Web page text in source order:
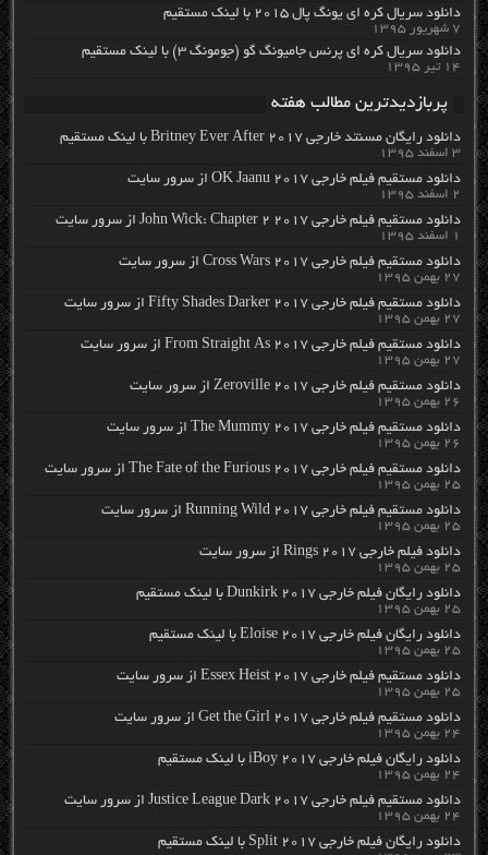
دانلود سریال کره ای یونگ پال ۲۰۱۵ با لینک مستقیم
۷ شهریور ۱۳۹۵
دانلود سریال کره ای پرنس جامیونگ گو (جومونگ ۳) با لینک مستقیم
۱۴ تیر ۱۳۹۵
پربازدیدترین مطالب هفته
دانلود رایگان مسنتد خارجی Britney Ever After 2017 با لینک مستقیم
۳ اسفند ۱۳۹۵
دانلود مستقیم فیلم خارجی OK Jaanu 2017 از سرور سایت
۲ اسفند ۱۳۹۵
دانلود مستقیم فیلم خارجی John Wick: Chapter 2 2017 از سرور سایت
۱ اسفند ۱۳۹۵
دانلود مستقیم فیلم خارجی Cross Wars 2017 از سرور سایت
۲۷ بهمن ۱۳۹۵
دانلود مستقیم فیلم خارجی Fifty Shades Darker 2017 از سرور سایت
۲۷ بهمن ۱۳۹۵
دانلود مستقیم فیلم خارجی From Straight As 2017 از سرور سایت
۲۷ بهمن ۱۳۹۵
دانلود مستقیم فیلم خارجی Zeroville 2017 از سرور سایت
۲۶ بهمن ۱۳۹۵
دانلود مستقیم فیلم خارجی The Mummy 2017 از سرور سایت
۲۶ بهمن ۱۳۹۵
دانلود مستقیم فیلم خارجی The Fate of the Furious 2017 از سرور سایت
۲۵ بهمن ۱۳۹۵
دانلود مستقیم فیلم خارجی Running Wild 2017 از سرور سایت
۲۵ بهمن ۱۳۹۵
دانلود فیلم خارجی Rings 2017 از سرور سایت
۲۵ بهمن ۱۳۹۵
دانلود رایگان فیلم خارجی Dunkirk 2017 با لینک مستقیم
۲۵ بهمن ۱۳۹۵
دانلود رایگان فیلم خارجی Eloise 2017 با لینک مستقیم
۲۵ بهمن ۱۳۹۵
دانلود مستقیم فیلم خارجی Essex Heist 2017 از سرور سایت
۲۵ بهمن ۱۳۹۵
دانلود مستقیم فیلم خارجی Get the Girl 2017 از سرور سایت
۲۴ بهمن ۱۳۹۵
دانلود رایگان فیلم خارجی iBoy 2017 با لینک مستقیم
۲۴ بهمن ۱۳۹۵
دانلود مستقیم فیلم خارجی Justice League Dark 2017 از سرور سایت
۲۴ بهمن ۱۳۹۵
دانلود رایگان فیلم خارجی Split 2017 با لینک مستقیم